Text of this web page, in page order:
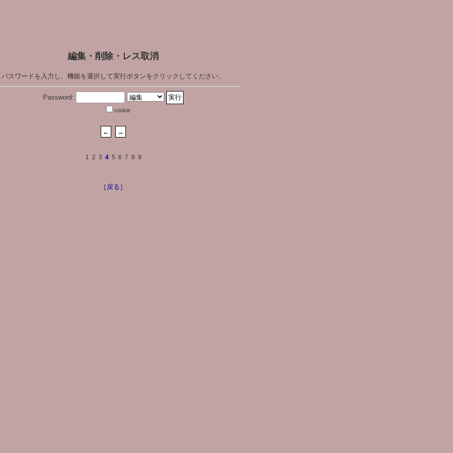
編集・削除・レス取消
パスワードを入力し、機能を選択して実行ボタンをクリックしてください。
Password:
cookie
1 2 3 4 5 6 7 8 9
［戻る］